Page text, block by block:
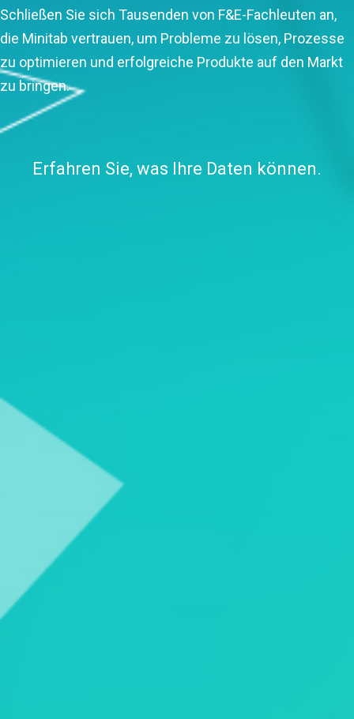
Schließen Sie sich Tausenden von F&E-Fachleuten an,
die Minitab vertrauen, um Probleme zu lösen, Prozesse
zu optimieren und erfolgreiche Produkte auf den Markt
zu bringen.
Erfahren Sie, was Ihre Daten können.